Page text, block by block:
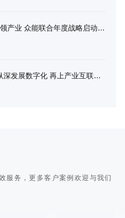
年度大会丨数动未来 质领产业 众能联合年度战略启动会圆满落幕
D轮融资丨众能联合将纵深发展数字化 再上产业互联网新台阶
服务，更多客户案例欢迎与我们